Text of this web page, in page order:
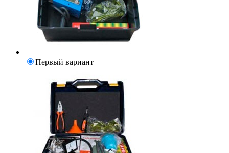
Первый вариант